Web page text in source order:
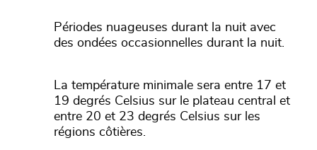
Périodes nuageuses durant la nuit avec
des ondées occasionnelles durant la nuit.
La température minimale sera entre 17 et
19 degrés Celsius sur le plateau central et
entre 20 et 23 degrés Celsius sur les
régions côtières.